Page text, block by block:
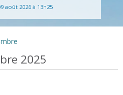
août 2026 à 13h25
2025